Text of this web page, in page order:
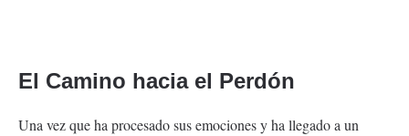
El Camino hacia el Perdón
Una vez que ha procesado sus emociones y ha llegado a un